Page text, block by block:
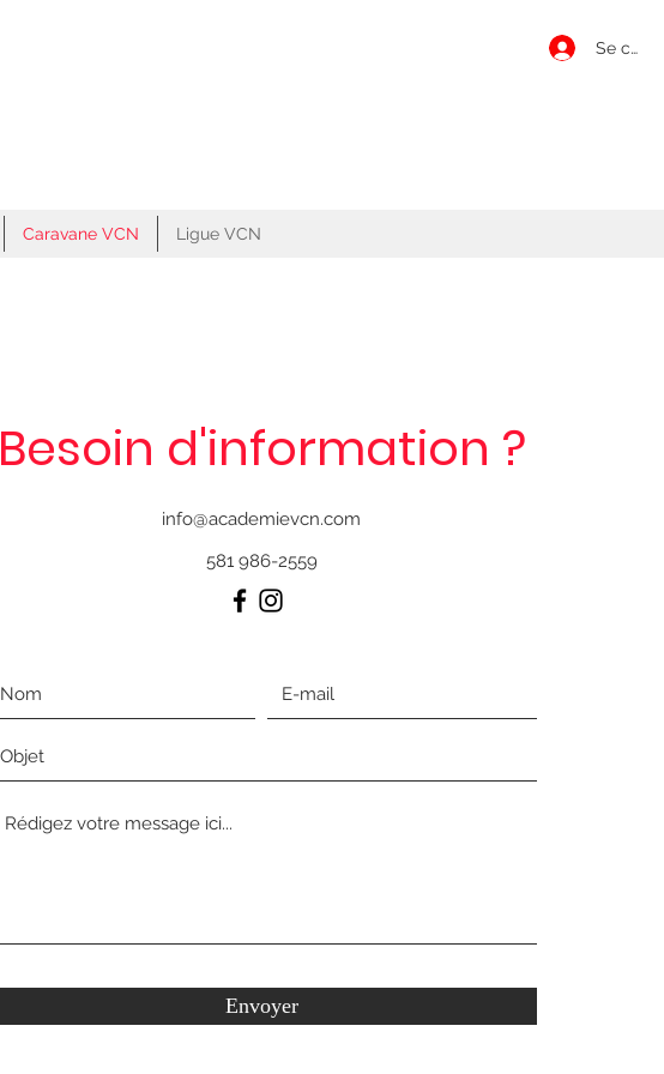
Se
Caravane VCN Ligue VCN
Besoin d'information ?
info@academievcn.com
581 986-2559
Envoyer